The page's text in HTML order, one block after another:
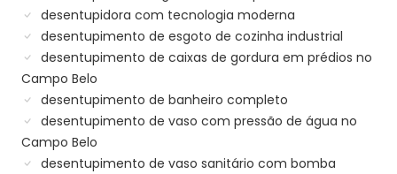
desentupidora com tecnologia moderna
desentupimento de esgoto de cozinha industrial
desentupimento de caixas de gordura em prédios no
Campo Belo
desentupimento de banheiro completo
desentupimento de vaso com pressão de água no
Campo Belo
desentupimento de vaso sanitário com bomba